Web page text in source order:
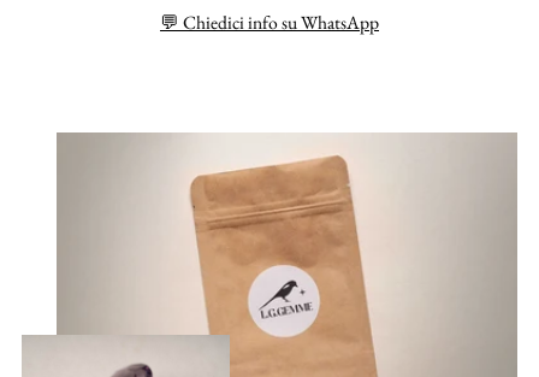
💬 Chiedici info su WhatsApp